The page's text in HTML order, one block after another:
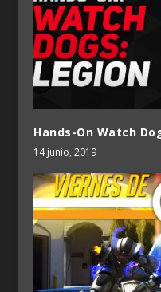
Hands-On Watch
14 junio, 2019